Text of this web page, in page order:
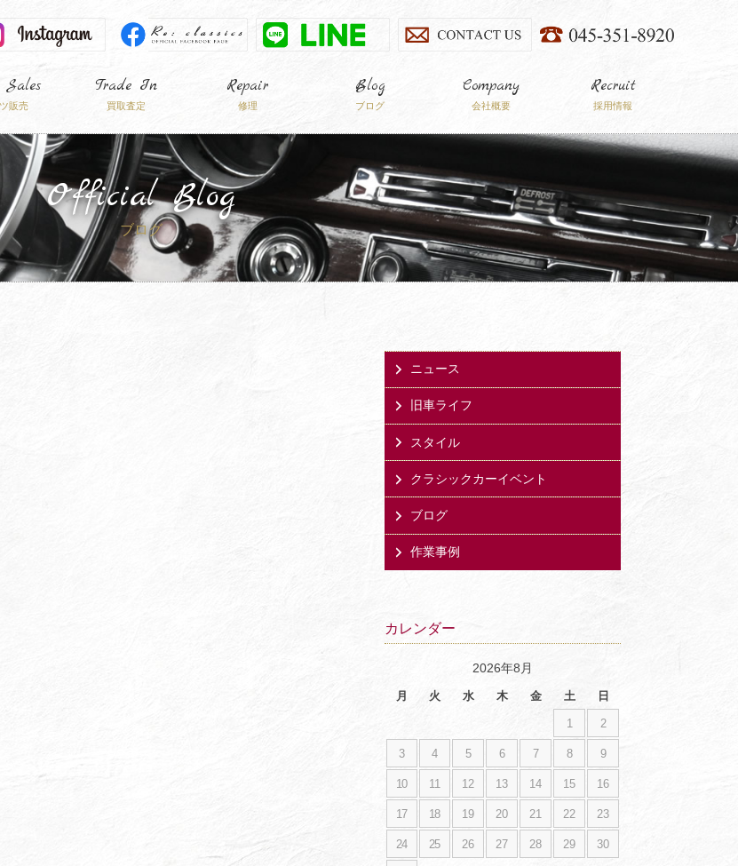
Sales
販売
Trade In
買取査定
Repair
修理
Blog
ブログ
Company
会社概要
Recruit
採用情報
Official Blog
ブログ
ニュース
旧車ライフ
スタイル
クラシックカーイベント
ブログ
作業事例
カレンダー
2026年8月
月 火 水 木 金 土 日
1 2
3 4 5 6 7 8 9
10 11 12 13 14 15 16
17 18 19 20 21 22 23
24 25 26 27 28 29 30